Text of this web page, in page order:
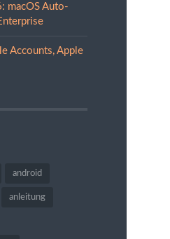
macOS Auto-
Accounts, Apple
android
anleitung